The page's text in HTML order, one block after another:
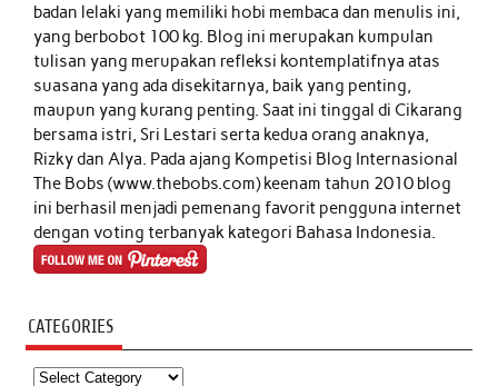
badan lelaki yang memiliki hobi membaca dan menulis ini,
yang berbobot 100 kg. Blog ini merupakan kumpulan
tulisan yang merupakan refleksi kontemplatifnya atas
suasana yang ada disekitarnya, baik yang penting,
maupun yang kurang penting. Saat ini tinggal di Cikarang
bersama istri, Sri Lestari serta kedua orang anaknya,
Rizky dan Alya. Pada ajang Kompetisi Blog Internasional
The Bobs (www.thebobs.com) keenam tahun 2010 blog
ini berhasil menjadi pemenang favorit pengguna internet
dengan voting terbanyak kategori Bahasa Indonesia.
CATEGORIES
Categories